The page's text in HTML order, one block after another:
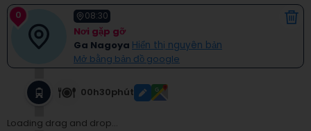
0 08:30
Nơi gặp gỡ
Ga Nagoya Hiển thị nguyên bản
Mở bằng bản đồ google
00h30phút
Loading drag and drop...